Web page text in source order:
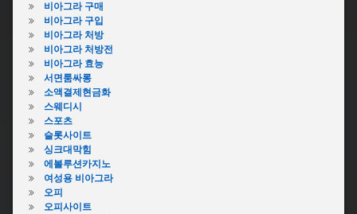
비아그라 구매
비아그라 구입
비아그라 처방
비아그라 처방전
비아그라 효능
서면룸싸롱
소액결제현금화
스웨디시
스포츠
슬롯사이트
싱크대막힘
에볼루션카지노
여성용 비아그라
오피
오피사이트